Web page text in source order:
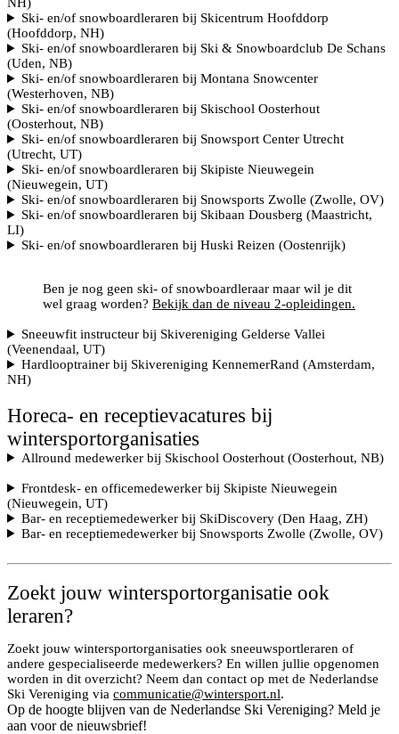
Ski- en/of snowboardleraren bij Skicentrum Hoofddorp
(Hoofddorp, NH)
Ski- en/of snowboardleraren bij Ski & Snowboardclub De Schans
(Uden, NB)
Ski- en/of snowboardleraren bij Montana Snowcenter
(Westerhoven, NB)
Ski- en/of snowboardleraren bij Skischool Oosterhout
(Oosterhout, NB)
Ski- en/of snowboardleraren bij Snowsport Center Utrecht
(Utrecht, UT)
Ski- en/of snowboardleraren bij Skipiste Nieuwegein
(Nieuwegein, UT)
Ski- en/of snowboardleraren bij Snowsports Zwolle (Zwolle, OV)
Ski- en/of snowboardleraren bij Skibaan Dousberg (Maastricht,
LI)
Ski- en/of snowboardleraren bij Huski Reizen (Oostenrijk)
Ben je nog geen ski- of snowboardleraar maar wil je dit
wel graag worden? Bekijk dan de niveau 2-opleidingen.
Sneeuwfit instructeur bij Skivereniging Gelderse Vallei
(Veenendaal, UT)
Hardlooptrainer bij Skivereniging KennemerRand (Amsterdam,
NH)
Horeca- en receptievacatures bij
wintersportorganisaties
Allround medewerker bij Skischool Oosterhout (Oosterhout, NB)
Frontdesk- en officemedewerker bij Skipiste Nieuwegein
(Nieuwegein, UT)
Bar- en receptiemedewerker bij SkiDiscovery (Den Haag, ZH)
Bar- en receptiemedewerker bij Snowsports Zwolle (Zwolle, OV)
Zoekt jouw wintersportorganisatie ook
leraren?
Zoekt jouw wintersportorganisaties ook sneeuwsportleraren of
andere gespecialiseerde medewerkers? En willen jullie opgenomen
worden in dit overzicht? Neem dan contact op met de Nederlandse
Ski Vereniging via communicatie@wintersport.nl.
Op de hoogte blijven van de Nederlandse Ski Vereniging? Meld je
aan voor de nieuwsbrief!